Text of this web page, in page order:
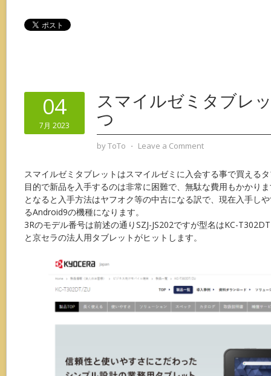
04
7月 2023
スマイルゼミタブレ
つ
byToTo ⋅ Leave a Comment
スマイルゼミタブレットはスマイルゼミに入会する事で買える
目的で新品を入手するのは非常に困難で、無駄な費用もかかり
となると入手方法はヤフオク等の中古になる訳で、現在入手し
るAndroid9の機種になります。
3Rのモデル番号は前述の通りSZJ-JS202ですが型名はKC-
と京セラの法人用タブレットがヒットします。